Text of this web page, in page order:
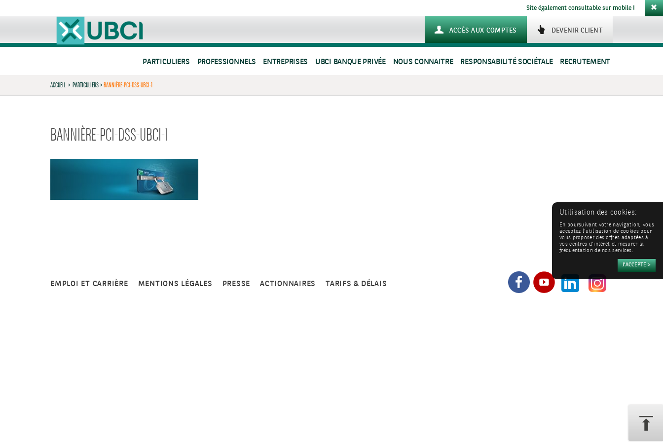
Site également consultable sur mobile !
DEVENIR CLIENT
ACCÈS AUX COMPTES
PARTICULIERS PROFESSIONNELS ENTREPRISES UBCI BANQUE PRIVÉE NOUS CONNAITRE RESPONSABILITÉ SOCIÉTALE RECRUTEMENT
ACCUEIL > PARTICULIERS>BANNIÈRE-PCI-DSS-UBCI-1
BANNIÈRE-PCI-DSS-UBCI-1
EMPLOI ET CARRIÈRE MENTIONS LÉGALES PRESSE ACTIONNAIRES TARIFS & DÉLAIS
Utilisation des cookies:
En poursuivant votre navigation, vous
acceptez l'utilisation de cookies pour
vous proposer des offres adaptées à
vos centres d'intérêt et mesurer la
fréquentation de nos services.